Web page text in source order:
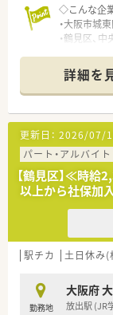
◇こんな企
・大阪市城
・鶴見区、
・薬学生へ
詳細を
更新日： 2026/07/
パート・アルバイト
【鶴見区】≪時
以上から社保加
駅チカ 土日休み(
勤務地
大阪府
放出駅 (JR